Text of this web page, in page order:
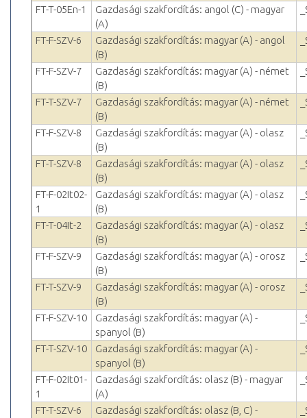
FT-T-05En-1
Gazdasági szakfordítás: angol (C) - magyar
(A)
FT-F-SZV-6
Gazdasági szakfordítás: magyar (A) - angol
(B)
FT-F-SZV-7
Gazdasági szakfordítás: magyar (A) - német
(B)
FT-T-SZV-7
Gazdasági szakfordítás: magyar (A) - német
(B)
FT-F-SZV-8
Gazdasági szakfordítás: magyar (A) - olasz
(B)
FT-T-SZV-8
Gazdasági szakfordítás: magyar (A) - olasz
(B)
FT-F-02It02-
1
Gazdasági szakfordítás: magyar (A) - olasz
(B)
FT-T-04It-2
Gazdasági szakfordítás: magyar (A) - olasz
(B)
FT-F-SZV-9
Gazdasági szakfordítás: magyar (A) - orosz
(B)
FT-T-SZV-9
Gazdasági szakfordítás: magyar (A) - orosz
(B)
FT-F-SZV-10
Gazdasági szakfordítás: magyar (A) -
spanyol (B)
FT-T-SZV-10
Gazdasági szakfordítás: magyar (A) -
spanyol (B)
FT-F-02It01-
1
Gazdasági szakfordítás: olasz (B) - magyar
(A)
FT-T-SZV-6
Gazdasági szakfordítás: olasz (B, C) -